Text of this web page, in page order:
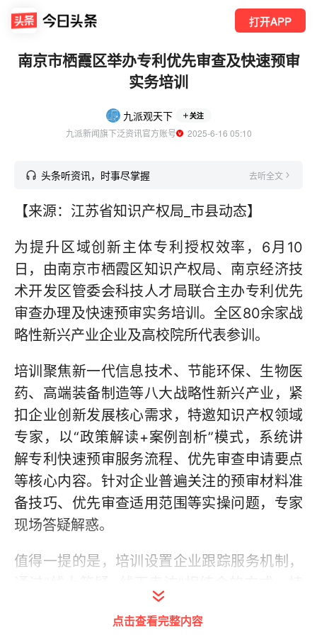
打开APP
南京市栖霞区举办专利优先审查及快速预审
实务培训
九派观天下 关注
九派新闻旗下泛资讯官方账号
  2025-6-16 05:10
头条听资讯，时事尽掌握 去听全文
【来源：江苏省知识产权局_市县动态】
为提升区域创新主体专利授权效率，6月10
日，由南京市栖霞区知识产权局、南京经济技
术开发区管委会科技人才局联合主办专利优先
审查办理及快速预审实务培训。全区80余家战
略性新兴产业企业及高校院所代表参训。
培训聚焦新一代信息技术、节能环保、生物医
药、高端装备制造等八大战略性新兴产业，紧
扣企业创新发展核心需求，特邀知识产权领域
专家，以“政策解读+案例剖析”模式，系统讲
解专利快速预审服务流程、优先审查申请要点
等核心内容。针对企业普遍关注的预审材料准
备技巧、优先审查适用范围等实操问题，专家
现场答疑解惑。
值得一提的是，培训设置企业跟踪服务机制，
续跟进政策落地实效，助力创新主体缩短专利
授权周期、抢占技术竞争先机，为区域知识产
点击查看完整内容